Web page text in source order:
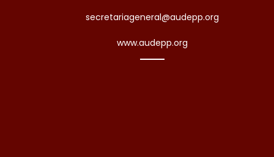
secretariageneral@audepp.org
www.audepp.org